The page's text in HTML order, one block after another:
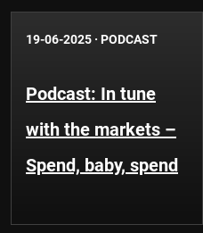
19-06-2025 · PODCAST
Podcast: In tune
with the markets –
Spend, baby, spend